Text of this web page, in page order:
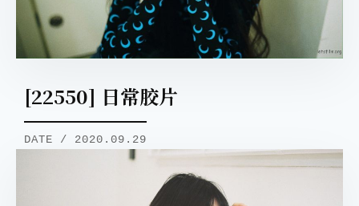
[22550] 日常胶片
DATE / 2020.09.29